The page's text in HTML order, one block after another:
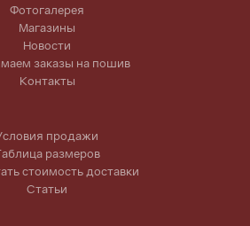
Фотогалерея
Магазины
Новости
заказы на пошив
Контакты
продажи
размеров
стоимость доставки
Статьи